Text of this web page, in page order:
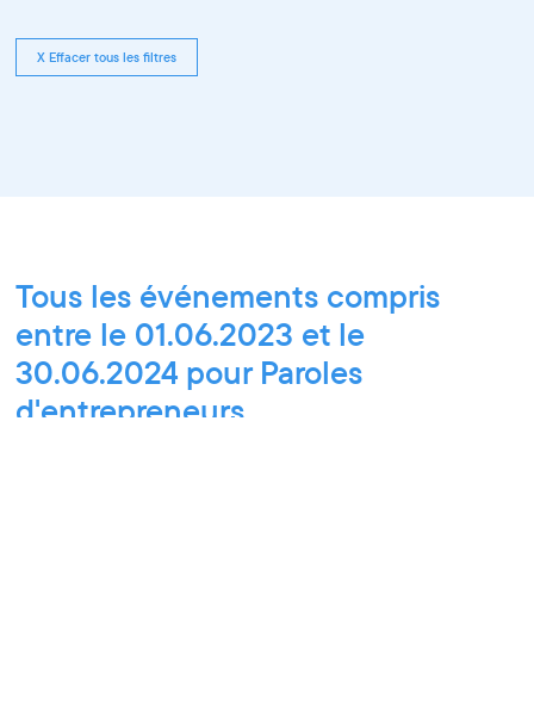
X Effacer tous les filtres
Tous les événements compris
entre le 01.06.2023 et le
30.06.2024 pour Paroles
d'entrepreneurs